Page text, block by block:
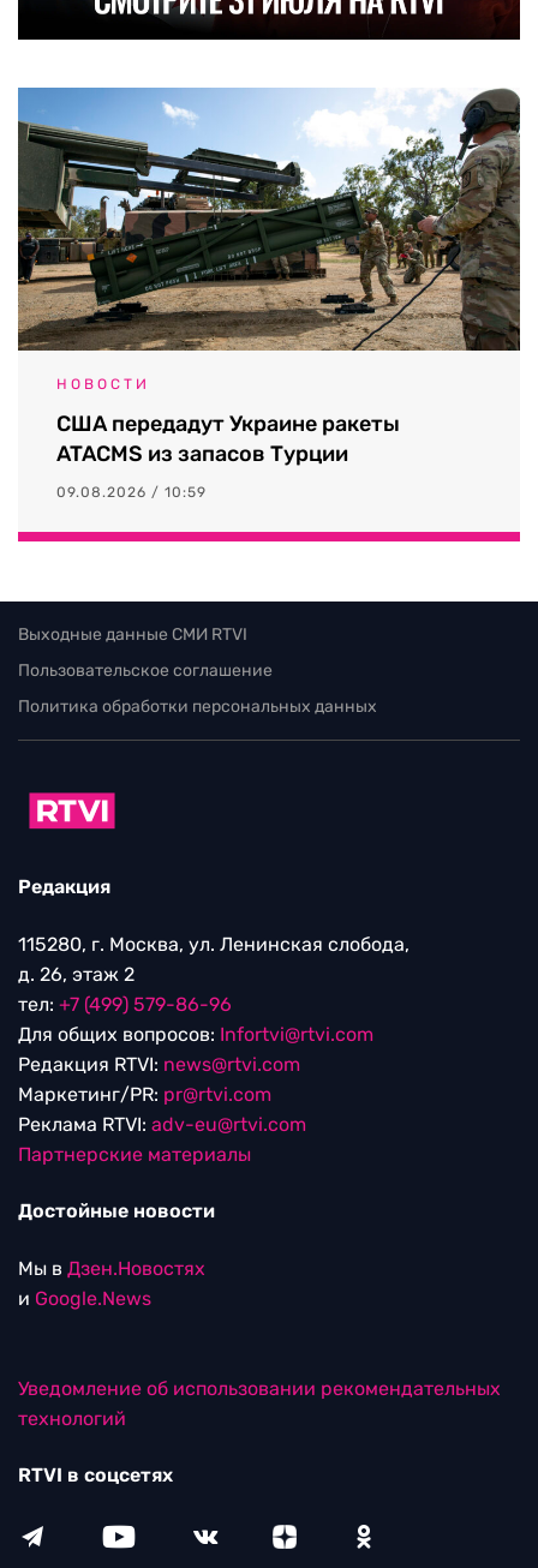
НОВОСТИ
США передадут Украине ракеты
ATACMS из запасов Турции
09.08.2026 / 10:59
Выходные данные СМИ RTVI
Пользовательское соглашение
Политика обработки персональных данных
Редакция
115280, г. Москва, ул. Ленинская слобода,
д. 26, этаж 2
тел: +7 (499) 579-86-96
Для общих вопросов: Infortvi@rtvi.com
Редакция RTVI: news@rtvi.com
Маркетинг/PR: pr@rtvi.com
Реклама RTVI: adv-eu@rtvi.com
Партнерские материалы
Достойные новости
Мы в Дзен.Новостях
и Google.News
Уведомление об использовании рекомендательных
технологий
RTVI в соцсетях